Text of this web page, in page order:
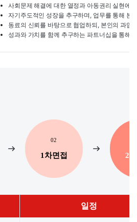
사회문제 해결에 대한 열정과 아동권리 실현에
자기주도적인 성장을 추구하며, 업무를 통해 본
동료의 신뢰를 바탕으로 협업하되, 본인의 과업
성과와 가치를 함께 추구하는 파트너십을 통해
02
1차면접 2
일정